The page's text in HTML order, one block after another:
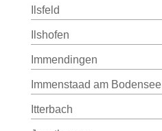
Ilsfeld
Ilshofen
Immendingen
Immenstaad am Bodensee
Itterbach